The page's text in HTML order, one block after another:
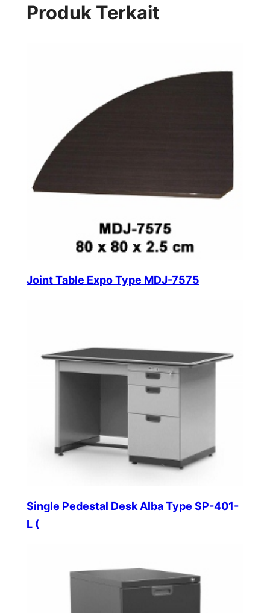
Produk Terkait
Joint Table Expo Type MDJ-7575
Single Pedestal Desk Alba Type SP-401-
L (